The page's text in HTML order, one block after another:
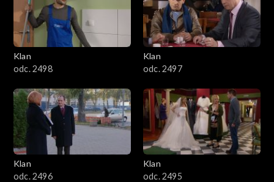
4201–4300
4101–4200
3901–4000
3801–3900
3701–3800
Klan
odc. 2498
Klan
odc. 2497
Klan
odc. 2496
Klan
odc. 2495